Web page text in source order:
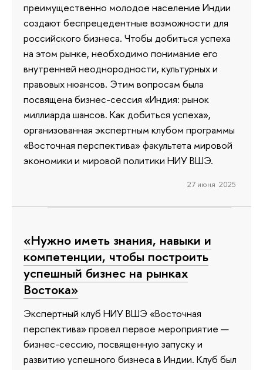
преимущественно молодое население Индии
создают беспрецедентные возможности для
российского бизнеса. Чтобы добиться успеха
на этом рынке, необходимо понимание его
внутренней неоднородности, культурных и
правовых нюансов. Этим вопросам была
посвящена бизнес-сессия «Индия: рынок
миллиарда шансов. Как добиться успеха»,
организованная экспертным клубом программы
«Восточная перспектива» факультета мировой
экономики и мировой политики НИУ ВШЭ.
27 июня 2025
«Нужно иметь знания, навыки и
компетенции, чтобы построить
успешный бизнес на рынках
Востока»
Экспертный клуб НИУ ВШЭ «Восточная
перспектива» провел первое мероприятие —
бизнес-сессию, посвященную запуску и
развитию успешного бизнеса в Индии. Клуб был